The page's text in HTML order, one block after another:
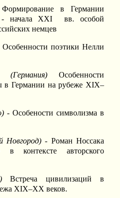
Формирование в Германии
начала XXI вв. особой
немцев
Особенности поэтики Нелли
(Германия) Особенности
в Германии на рубеже XIX–
- Особености символизма в
Новгород) - Роман Носсака
контексте авторского
Встреча цивилизаций в
XIX–XX веков.